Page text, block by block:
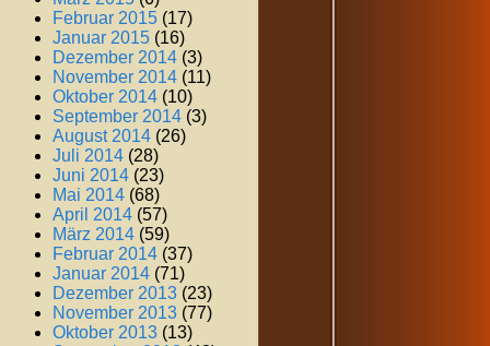
Februar 2015 (17)
Januar 2015 (16)
Dezember 2014 (3)
November 2014 (11)
Oktober 2014 (10)
September 2014 (3)
August 2014 (26)
Juli 2014 (28)
Juni 2014 (23)
Mai 2014 (68)
April 2014 (57)
März 2014 (59)
Februar 2014 (37)
Januar 2014 (71)
Dezember 2013 (23)
November 2013 (77)
Oktober 2013 (13)